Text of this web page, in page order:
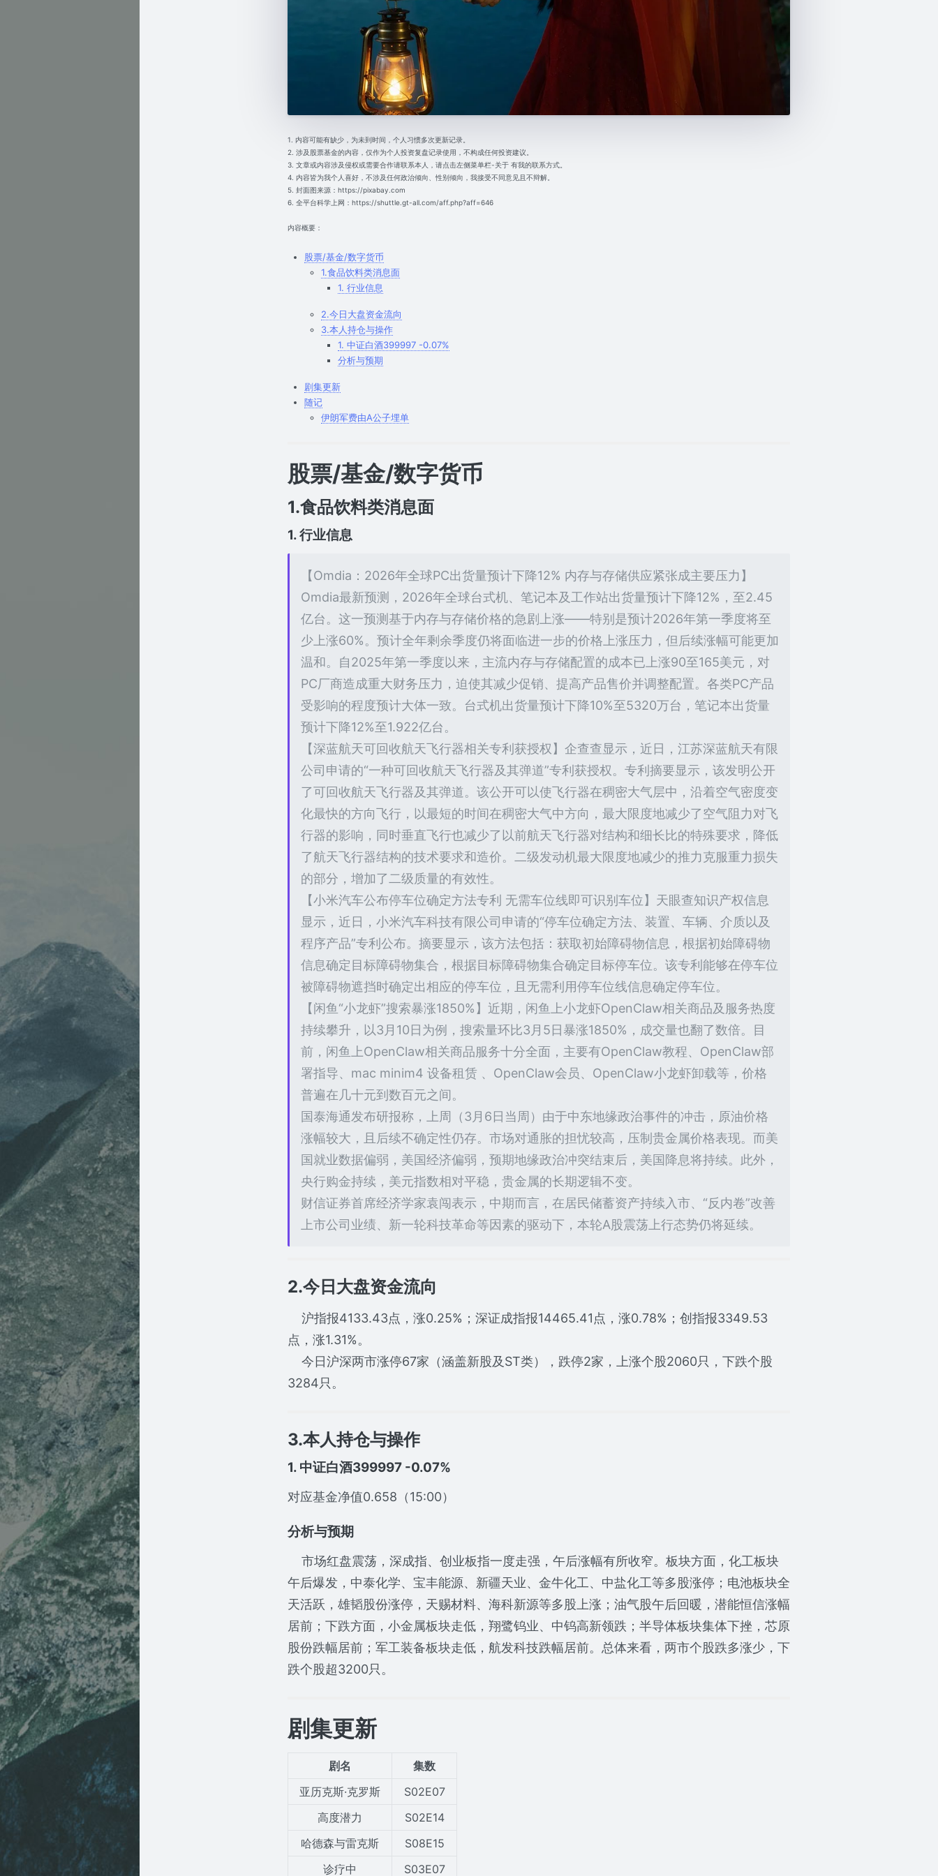
1. 内容可能有缺少，为未到时间，个人习惯多次更新记录。
2. 涉及股票基金的内容，仅作为个人投资复盘记录使用，不构成任何投资建议。
3. 文章或内容涉及侵权或需要合作请联系本人，请点击左侧菜单栏-关于 有我的联系方式。
4. 内容皆为我个人喜好，不涉及任何政治倾向、性别倾向，我接受不同意见且不辩解。
5. 封面图来源：https://pixabay.com
6. 全平台科学上网：https://shuttle.gt-all.com/aff.php?aff=646
内容概要：
股票/基金/数字货币
1.食品饮料类消息面
1. 行业信息
2.今日大盘资金流向
3.本人持仓与操作
1. 中证白酒399997 -0.07%
分析与预期
剧集更新
随记
伊朗军费由A公子埋单
股票/基金/数字货币
1.食品饮料类消息面
1. 行业信息
【Omdia：2026年全球PC出货量预计下降12% 内存与存储供应紧张成主要压力】
Omdia最新预测，2026年全球台式机、笔记本及工作站出货量预计下降12%，至2.45
亿台。这一预测基于内存与存储价格的急剧上涨——特别是预计2026年第一季度将至
少上涨60%。预计全年剩余季度仍将面临进一步的价格上涨压力，但后续涨幅可能更加
温和。自2025年第一季度以来，主流内存与存储配置的成本已上涨90至165美元，对
PC厂商造成重大财务压力，迫使其减少促销、提高产品售价并调整配置。各类PC产品
受影响的程度预计大体一致。台式机出货量预计下降10%至5320万台，笔记本出货量
预计下降12%至1.922亿台。
【深蓝航天可回收航天飞行器相关专利获授权】企查查显示，近日，江苏深蓝航天有限
公司申请的“一种可回收航天飞行器及其弹道”专利获授权。专利摘要显示，该发明公开
了可回收航天飞行器及其弹道。该公开可以使飞行器在稠密大气层中，沿着空气密度变
化最快的方向飞行，以最短的时间在稠密大气中方向，最大限度地减少了空气阻力对飞
行器的影响，同时垂直飞行也减少了以前航天飞行器对结构和细长比的特殊要求，降低
了航天飞行器结构的技术要求和造价。二级发动机最大限度地减少的推力克服重力损失
的部分，增加了二级质量的有效性。
【小米汽车公布停车位确定方法专利 无需车位线即可识别车位】天眼查知识产权信息
显示，近日，小米汽车科技有限公司申请的“停车位确定方法、装置、车辆、介质以及
程序产品”专利公布。摘要显示，该方法包括：获取初始障碍物信息，根据初始障碍物
信息确定目标障碍物集合，根据目标障碍物集合确定目标停车位。该专利能够在停车位
被障碍物遮挡时确定出相应的停车位，且无需利用停车位线信息确定停车位。
【闲鱼“小龙虾”搜索暴涨1850%】近期，闲鱼上小龙虾OpenClaw相关商品及服务热度
持续攀升，以3月10日为例，搜索量环比3月5日暴涨1850%，成交量也翻了数倍。目
前，闲鱼上OpenClaw相关商品服务十分全面，主要有OpenClaw教程、OpenClaw部
署指导、mac minim4 设备租赁 、OpenClaw会员、OpenClaw小龙虾卸载等，价格
普遍在几十元到数百元之间。
国泰海通发布研报称，上周（3月6日当周）由于中东地缘政治事件的冲击，原油价格
涨幅较大，且后续不确定性仍存。市场对通胀的担忧较高，压制贵金属价格表现。而美
国就业数据偏弱，美国经济偏弱，预期地缘政治冲突结束后，美国降息将持续。此外，
央行购金持续，美元指数相对平稳，贵金属的长期逻辑不变。
财信证券首席经济学家袁闯表示，中期而言，在居民储蓄资产持续入市、“反内卷”改善
上市公司业绩、新一轮科技革命等因素的驱动下，本轮A股震荡上行态势仍将延续。
2.今日大盘资金流向
沪指报4133.43点，涨0.25%；深证成指报14465.41点，涨0.78%；创指报3349.53
点，涨1.31%。
今日沪深两市涨停67家（涵盖新股及ST类），跌停2家，上涨个股2060只，下跌个股
3284只。
3.本人持仓与操作
1. 中证白酒399997 -0.07%
对应基金净值0.658（15:00）
分析与预期
市场红盘震荡，深成指、创业板指一度走强，午后涨幅有所收窄。板块方面，化工板块
午后爆发，中泰化学、宝丰能源、新疆天业、金牛化工、中盐化工等多股涨停；电池板块全
天活跃，雄韬股份涨停，天赐材料、海科新源等多股上涨；油气股午后回暖，潜能恒信涨幅
居前；下跌方面，小金属板块走低，翔鹭钨业、中钨高新领跌；半导体板块集体下挫，芯原
股份跌幅居前；军工装备板块走低，航发科技跌幅居前。总体来看，两市个股跌多涨少，下
跌个股超3200只。
剧集更新
剧名
集数
亚历克斯·克罗斯
S02E07
高度潜力
S02E14
哈德森与雷克斯
S08E15
诊疗中
S03E07